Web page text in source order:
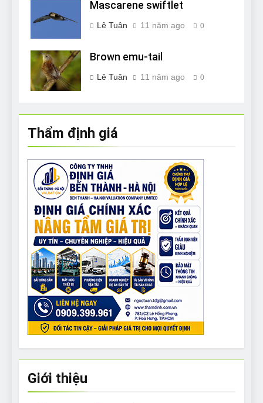
Mascarene swiftlet
Lê Tuân 11 năm ago 0
Brown emu-tail
Lê Tuân 11 năm ago 0
Thẩm định giá
Giới thiệu